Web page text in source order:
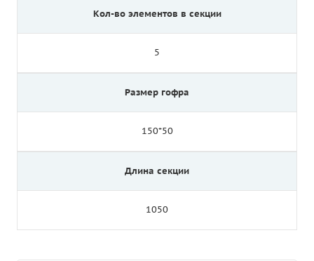
Кол-во элементов в секции
5
Размер гофра
150*50
Длина секции
1050